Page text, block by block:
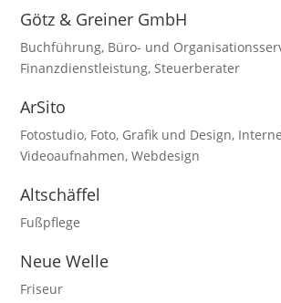
Götz & Greiner GmbH
Buchführung, Büro- und
Finanzdienstleistung,Steuerberater
ArSito
Fotostudio, Foto, Grafik und Design,
Videoaufnahmen,Webdesign
Altschäffel
Fußpflege
Neue Welle
Friseur